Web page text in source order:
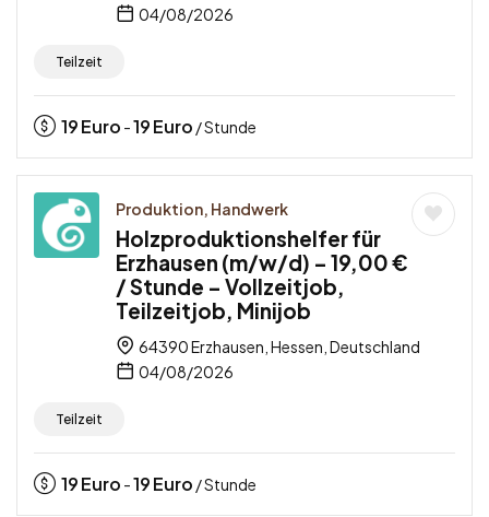
04/08/2026
Teilzeit
19Euro -19Euro / Stunde
Produktion, Handwerk
Holzproduktionshelfer für
Erzhausen (m/w/d) – 19,00 €
/ Stunde – Vollzeitjob,
Teilzeitjob, Minijob
64390 Erzhausen, Hessen, Deutschland
04/08/2026
Teilzeit
19Euro -19Euro / Stunde